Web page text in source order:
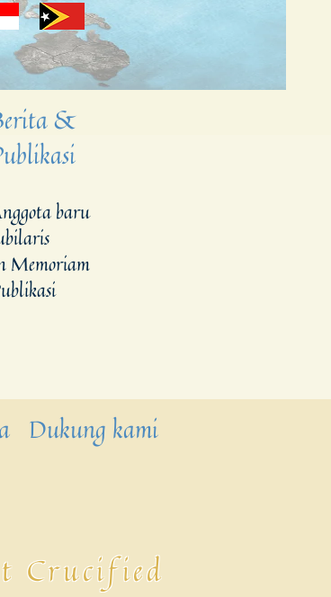
&
baru
Memoriam
Dukung kami
Crucified